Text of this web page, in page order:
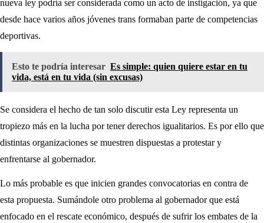
nueva ley podría ser considerada como un acto de instigación, ya que
desde hace varios años jóvenes trans formaban parte de competencias
deportivas.
Esto te podría interesar Es simple: quien quiere estar en tu
vida, está en tu vida (sin excusas)
Se considera el hecho de tan solo discutir esta Ley representa un
tropiezo más en la lucha por tener derechos igualitarios. Es por ello que
distintas organizaciones se muestren dispuestas a protestar y
enfrentarse al gobernador.
Lo más probable es que inicien grandes convocatorias en contra de
esta propuesta. Sumándole otro problema al gobernador que está
enfocado en el rescate económico, después de sufrir los embates de la